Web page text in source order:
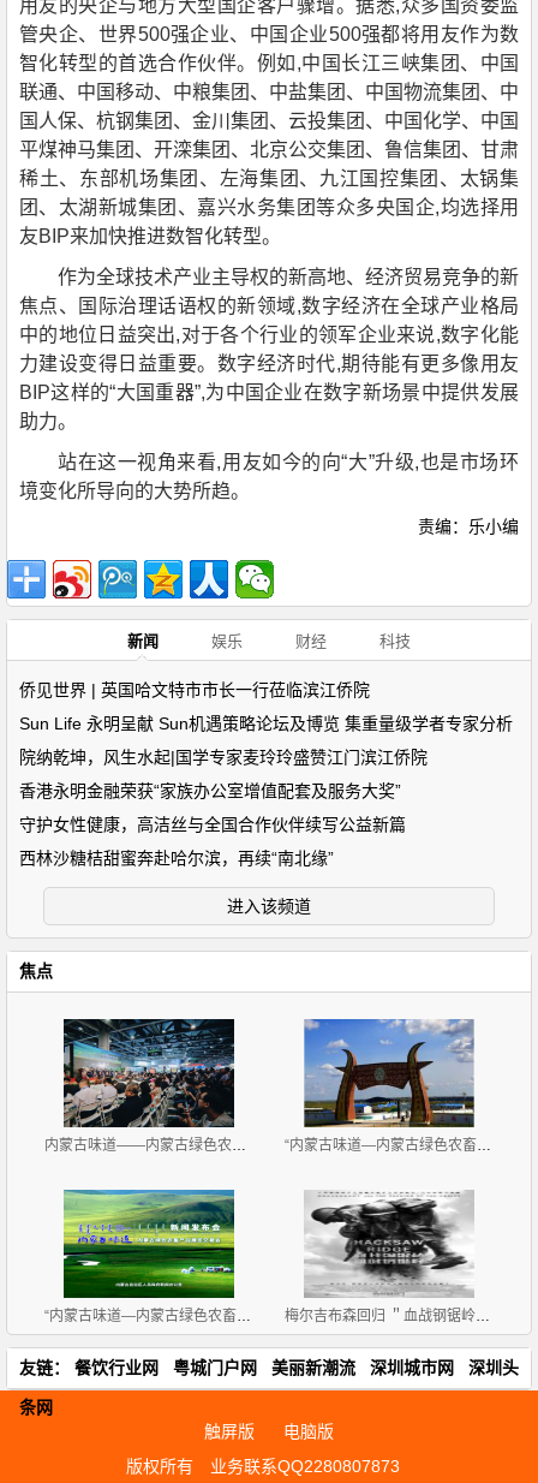
用友的央企与地方大型国企客户骤增。据悉,众多国资委监
管央企、世界500强企业、中国企业500强都将用友作为数
智化转型的首选合作伙伴。例如,中国长江三峡集团、中国
联通、中国移动、中粮集团、中盐集团、中国物流集团、中
国人保、杭钢集团、金川集团、云投集团、中国化学、中国
平煤神马集团、开滦集团、北京公交集团、鲁信集团、甘肃
稀土、东部机场集团、左海集团、九江国控集团、太锅集
团、太湖新城集团、嘉兴水务集团等众多央国企,均选择用
友BIP来加快推进数智化转型。
作为全球技术产业主导权的新高地、经济贸易竞争的新
焦点、国际治理话语权的新领域,数字经济在全球产业格局
中的地位日益突出,对于各个行业的领军企业来说,数字化能
力建设变得日益重要。数字经济时代,期待能有更多像用友
BIP这样的“大国重器”,为中国企业在数字新场景中提供发展
助力。
站在这一视角来看,用友如今的向“大”升级,也是市场环
境变化所导向的大势所趋。
责编：乐小编
新闻 娱乐 财经 科技
侨见世界 | 英国哈文特市市长一行莅临滨江侨院
Sun Life 永明呈献 Sun机遇策略论坛及博览 集重量级学者专家分析
院纳乾坤，风生水起|国学专家麦玲玲盛赞江门滨江侨院
香港永明金融荣获“家族办公室增值配套及服务大奖”
守护女性健康，高洁丝与全国合作伙伴续写公益新篇
西林沙糖桔甜蜜奔赴哈尔滨，再续“南北缘”
进入该频道
焦点
内蒙古味道——内蒙古绿色农畜产品展览交易会 广州开 “内蒙古味道—内蒙古绿色农畜产品览交易会”11月2-4
“内蒙古味道—内蒙古绿色农畜产品 展览交易会”新闻 梅尔吉布森回归 ＂血战钢锯岭＂获赞＂最好看战争片＂
友链： 餐饮行业网 粤城门户网 美丽新潮流 深圳城市网 深圳头
条网
触屏版
电脑版
版权所有
业务联系QQ2280807873